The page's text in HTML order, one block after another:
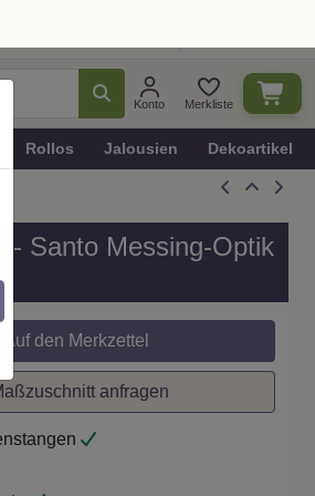
Konto Merkliste
Rollos Jalousien Dekoartikel
- Santo Messing-Optik
Auf den Merkzettel
anfragen